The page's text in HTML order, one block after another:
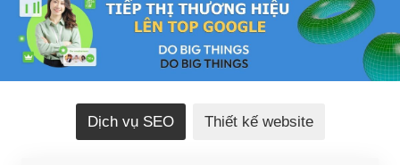
Dịch vụ SEO Thiết kế website